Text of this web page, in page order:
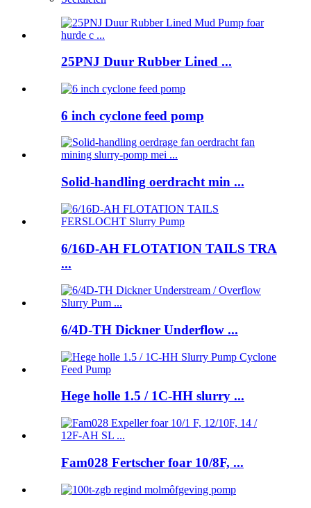
25PNJ Duur Rubber Lined ...
6 inch cyclone feed pomp
Solid-handling oerdracht min ...
6/16D-AH FLOTATION TAILS TRA
...
6/4D-TH Dickner Underflow ...
Hege holle 1.5 / 1C-HH slurry ...
Fam028 Fertscher foar 10/8F, ...